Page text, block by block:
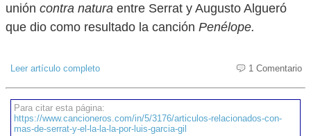
unión contra natura entre Serrat y Augusto Algueró
que dio como resultado la canción Penélope.
Leer artículo completo 1 Comentario
Para citar esta página:
https://www.cancioneros.com/in/5/3176/articulos-relacionados-con-
mas-de-serrat-y-el-la-la-la-por-luis-garcia-gil